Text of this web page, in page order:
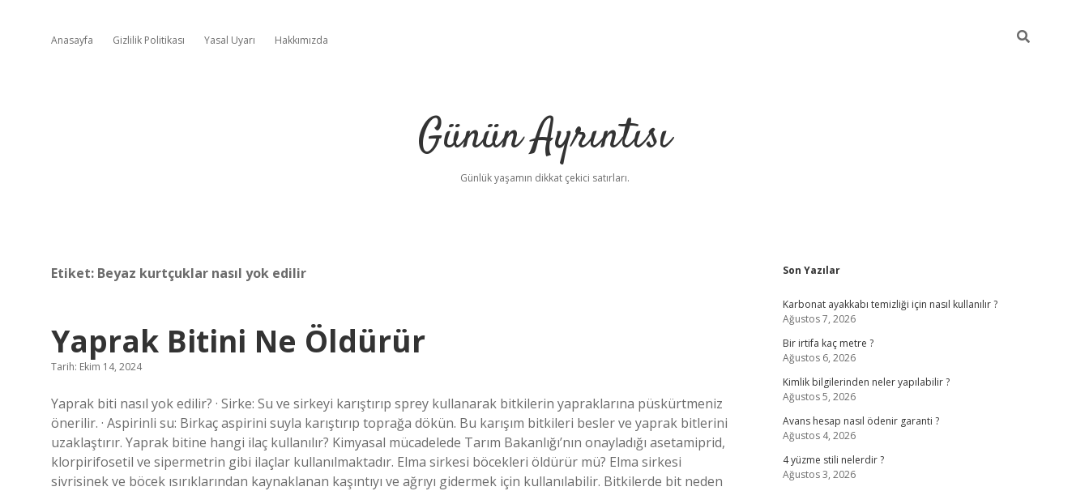
Anasayfa Gizlilik Politikası Yasal Uyarı Hakkımızda
Günün Ayrıntısı
Günlük yaşamın dikkat çekici satırları.
Etiket: Beyaz kurtçuklar nasıl yok edilir
Yaprak Bitini Ne Öldürür
Tarih: Ekim 14, 2024
Yaprak biti nasıl yok edilir? · Sirke: Su ve sirkeyi karıştırıp sprey kullanarak bitkilerin yapraklarına püskürtmeniz
önerilir. · Aspirinli su: Birkaç aspirini suyla karıştırıp toprağa dökün. Bu karışım bitkileri besler ve yaprak bitlerini
uzaklaştırır. Yaprak bitine hangi ilaç kullanılır? Kimyasal mücadelede Tarım Bakanlığı’nın onayladığı asetamiprid,
klorpirifosetil ve sipermetrin gibi ilaçlar kullanılmaktadır. Elma sirkesi böcekleri öldürür mü? Elma sirkesi
sivrisinek ve böcek ısırıklarından kaynaklanan kaşıntıyı ve ağrıyı gidermek için kullanılabilir. Bitkilerde bit neden
Sidebar
Son Yazılar
Karbonat ayakkabı temizliği için nasıl kullanılır ?
Ağustos 7, 2026
Bir irtifa kaç metre ?
Ağustos 6, 2026
Kimlik bilgilerinden neler yapılabilir ?
Ağustos 5, 2026
Avans hesap nasıl ödenir garanti ?
Ağustos 4, 2026
4 yüzme stili nelerdir ?
Ağustos 3, 2026